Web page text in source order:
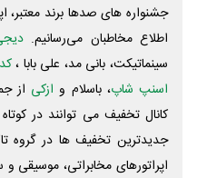
جشنواره های صدها برند معتبر،
اطلاع مخاطبان می‌رسانیم.
سینماتیکت، بانی مد، علی‌ بابا ،
اسنپ شاپ، باسلام و ازکی از
کانال تخفیف می توانند در
جدیدترین تخفیف ها در گروه
اپراتورهای مخابراتی، موسیقی